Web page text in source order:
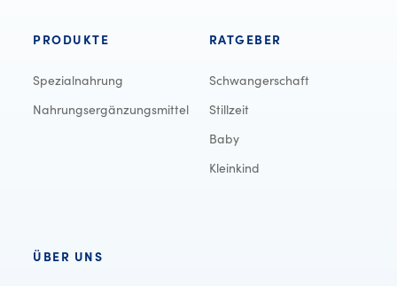
PRODUKTE
Spezialnahrung
Nahrungsergänzungsmittel
RATGEBER
Schwangerschaft
Stillzeit
Baby
Kleinkind
ÜBER UNS